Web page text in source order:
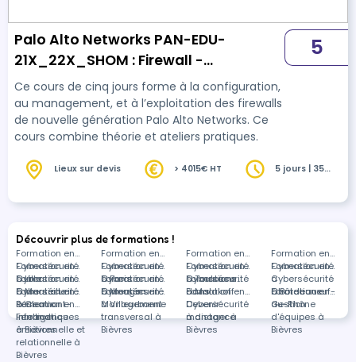
Palo Alto Networks PAN-EDU-
21X_22X_SHOM : Firewall -
Configuration & Management et
Panorama - NGFW Management
(Extrait)
Ce cours de cinq jours forme à la configuration,
au management, et à l’exploitation des firewalls
de nouvelle génération Palo Alto Networks. Ce
cours combine théorie et ateliers pratiques.
5
Lieux sur devis > 4015€ HT
5 jours | 35
Découvrir plus de formations !
Formation en
Cybersécurité
à Lille
Formation en
Cybersécurité
à Paris
Formation en
Cybersécurité
à Toulouse
Formation en
Cybersécurité
à
Châteauneuf-
du-Rhône
Formation en
Cybersécurité
à Marseille
Formation en
Cybersécurité
à Mougins
Formation en
Cybersécurité
à Malakoff
Formation en
Cybersécurité
à Bordeaux
Formation en
Cybersécurité
à Clermont-
Ferrand
Formation en
Cybersécurité
à Villeurbanne
Formations
dans
Cybersécurité
à distance
Formation en
Réseaux
informatiques
à Bièvres
Formation en
Management
transversal à
Bièvres
Formation en
Devenir
manager à
Bièvres
Formation en
Gestion
d'équipes à
Bièvres
Formation en
Intelligence
émotionnelle et
relationnelle à
Bièvres